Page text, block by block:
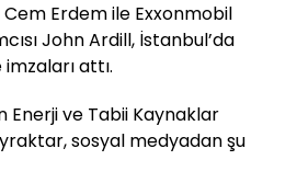
Erdem ile Exxonmobil
John Ardill, İstanbul’da
attı.
ve Tabii Kaynaklar
sosyal medyadan şu